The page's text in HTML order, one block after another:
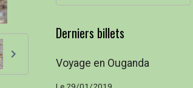
Derniers billets
Voyage en Ouganda